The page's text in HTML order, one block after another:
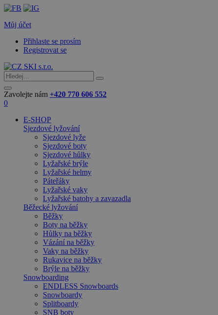
Můj účet
Přihlaste se prosím
Registrovat se
Zavolejte nám +420 770 606 552
0
E-SHOP
Sjezdové lyžování
Sjezdové lyže
Sjezdové boty
Sjezdové hůlky
Lyžařské brýle
Lyžařské helmy
Páteřáky
Lyžařské vaky
Lyžařské batohy a zavazadla
Běžecké lyžování
Běžky
Boty na běžky
Hůlky na běžky
Vázání na běžky
Vaky na běžky
Rukavice na běžky
Brýle na běžky
Snowboarding
ENDLESS Snowboards
Snowboardy
Splitboardy
SNB boty